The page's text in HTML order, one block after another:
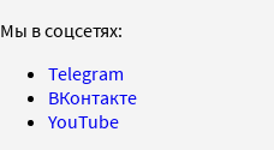
Мы в соцсетях:
Telegram
ВКонтакте
YouTube